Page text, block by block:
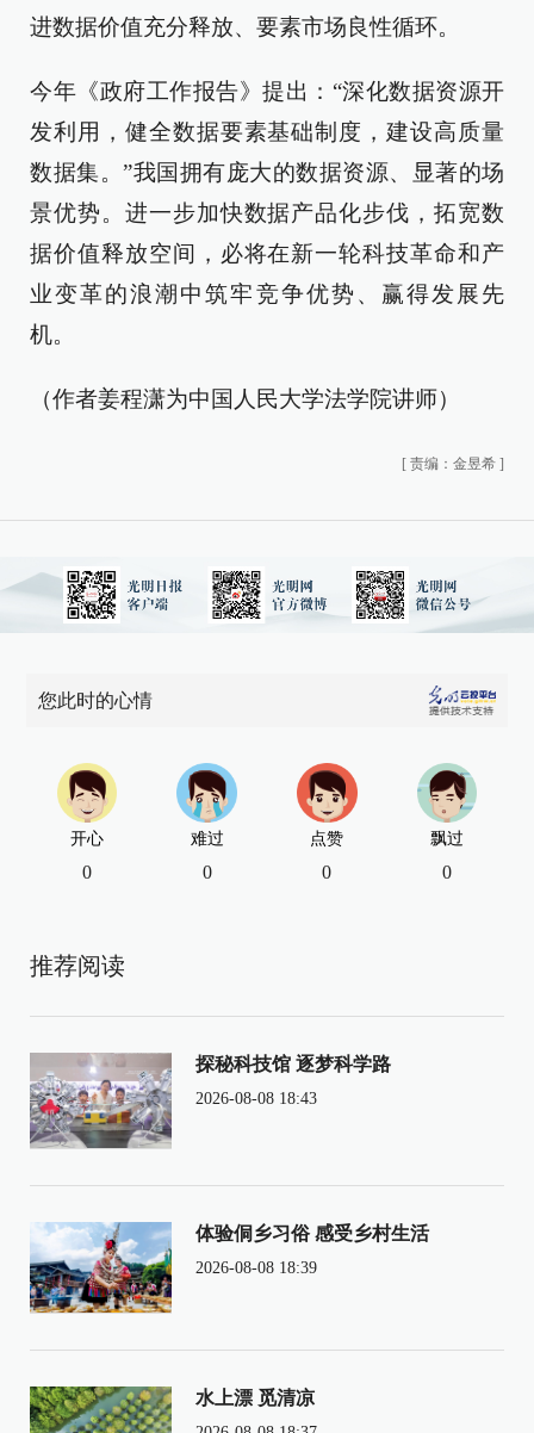
进数据价值充分释放、要素市场良性循环。
今年《政府工作报告》提出：“深化数据资源开
发利用，健全数据要素基础制度，建设高质量
数据集。”我国拥有庞大的数据资源、显著的场
景优势。进一步加快数据产品化步伐，拓宽数
据价值释放空间，必将在新一轮科技革命和产
业变革的浪潮中筑牢竞争优势、赢得发展先
机。
（作者姜程潇为中国人民大学法学院讲师）
[ 责编：金昱希 ]
您此时的心情
开心
0
难过
0
点赞
0
飘过
0
推荐阅读
探秘科技馆 逐梦科学路
2026-08-08 18:43
体验侗乡习俗 感受乡村生活
2026-08-08 18:39
水上漂 觅清凉